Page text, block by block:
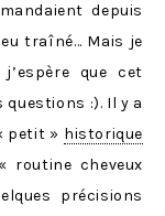
depuis
traîné… Mais je
que cet
:). Il y a
petit » historique
routine cheveux
précisions